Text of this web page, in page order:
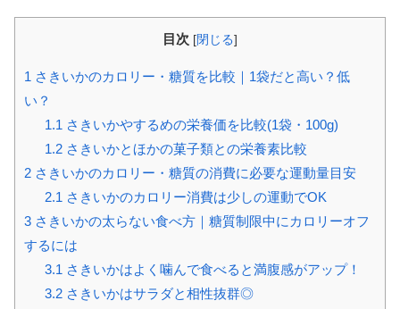
目次 [閉じる]
1 さきいかのカロリー・糖質を比較｜1袋だと高い？低
い？
1.1 さきいかやするめの栄養価を比較(1袋・100g)
1.2さきいかとほかの菓子類との栄養素比較
2 さきいかのカロリー・糖質の消費に必要な運動量目安
2.1 さきいかのカロリー消費は少しの運動でOK
3 さきいかの太らない食べ方｜糖質制限中にカロリーオフ
するには
3.1 さきいかはよく噛んで食べると満腹感がアップ！
3.2さきいかはサラダと相性抜群◎